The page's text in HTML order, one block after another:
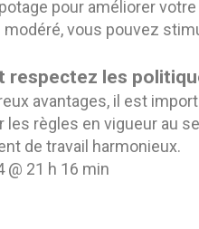
pour améliorer
modéré, vous pouvez
les
avantages, il est
règles en vigueur au
de travail harmonieux.
@ 21 h 16 min